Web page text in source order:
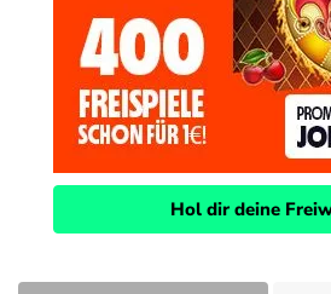
Hol dir deine